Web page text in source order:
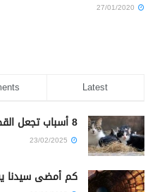
Latest
8 أسباب تجعل القطة تأكل صغارها
كم أمضى